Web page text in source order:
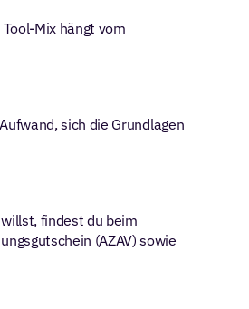
Mix hängt vom
sich die Grundlagen
(AZAV) sowie